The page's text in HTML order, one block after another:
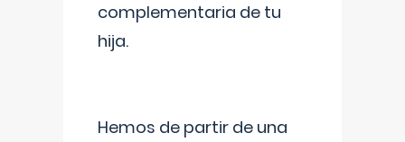
complementaria de tu
hija.
Hemos de partir de una